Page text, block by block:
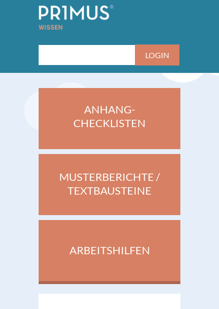
ANHANG-
CHECKLISTEN
MUSTERBERICHTE /
TEXTBAUSTEINE
ARBEITSHILFEN